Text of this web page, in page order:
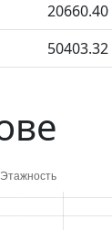
20660.40
50403.32